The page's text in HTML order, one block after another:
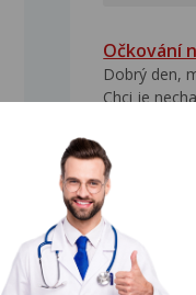
Očkování
Dobrý den,
Chci je
Pohlavní
HPV
Dobrý den,
přivezla z
Pohlavní